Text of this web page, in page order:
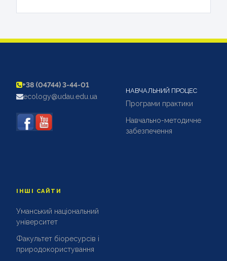
+38 (04744) 3-44-01
ecology@udau.edu.ua
НАВЧАЛЬНИЙ ПРОЦЕС
Програми практики
Навчально-методичне
забезпечення
ІНШІ САЙТИ
Уманський національний
університет
Факультет біоресурсів і
природокористування